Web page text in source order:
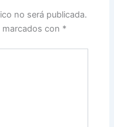
no será publicada.
con *